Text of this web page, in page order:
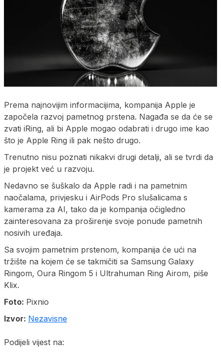
Prema najnovijim informacijima, kompanija Apple je
započela razvoj pametnog prstena. Nagađa se da će se
zvati iRing, ali bi Apple mogao odabrati i drugo ime kao
što je Apple Ring ili pak nešto drugo.
Trenutno nisu poznati nikakvi drugi detalji, ali se tvrdi da
je projekt već u razvoju.
Nedavno se šuškalo da Apple radi i na pametnim
naočalama, privjesku i AirPods Pro slušalicama s
kamerama za AI, tako da je kompanija očigledno
zainteresovana za proširenje svoje ponude pametnih
nosivih uređaja.
Sa svojim pametnim prstenom, kompanija će ući na
tržište na kojem će se takmičiti sa Samsung Galaxy
Ringom, Oura Ringom 5 i Ultrahuman Ring Airom, piše
Klix.
Foto: Pixnio
Izvor: Nezavisne
Podijeli vijest na: